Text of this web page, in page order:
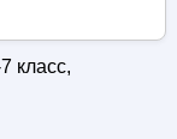
класс,